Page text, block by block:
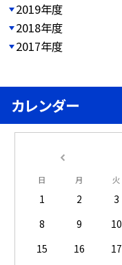
2019年度
2018年度
2017年度
カレンダー
日 月 火
1 2 3
8
9 10
15
16 17